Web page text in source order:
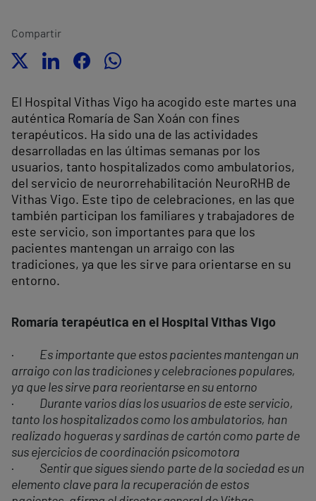
Compartir
El Hospital Vithas Vigo ha acogido este martes una
auténtica Romaría de San Xoán con fines
terapéuticos. Ha sido una de las actividades
desarrolladas en las últimas semanas por los
usuarios, tanto hospitalizados como ambulatorios,
del servicio de neurorrehabilitación NeuroRHB de
Vithas Vigo. Este tipo de celebraciones, en las que
también participan los familiares y trabajadores de
este servicio, son importantes para que los
pacientes mantengan un arraigo con las
tradiciones, ya que les sirve para orientarse en su
entorno.
Romaría terapéutica en el Hospital Vithas Vigo
· Es importante que estos pacientes mantengan un
arraigo con las tradiciones y celebraciones populares,
ya que les sirve para reorientarse en su entorno
· Durante varios días los usuarios de este servicio,
tanto los hospitalizados como los ambulatorios, han
realizado hogueras y sardinas de cartón como parte de
sus ejercicios de coordinación psicomotora
· Sentir que sigues siendo parte de la sociedad es un
elemento clave para la recuperación de estos